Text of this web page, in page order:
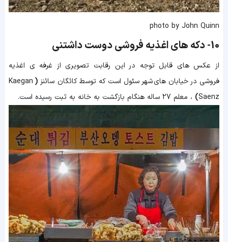
photo by John Quinn
10- دکه های اغذیه فروشی دوست داشتنی
از عکس های قابل توجه در این رقابت تصویری از غرفه ی اغذیه
فروشی در خیابان های شهر سئول است که توسطکائگان سائنز (
Kaegan
Saenz
) ، معلم 27 ساله هنگام بازگشت به خانه به ثبت رسیده است.